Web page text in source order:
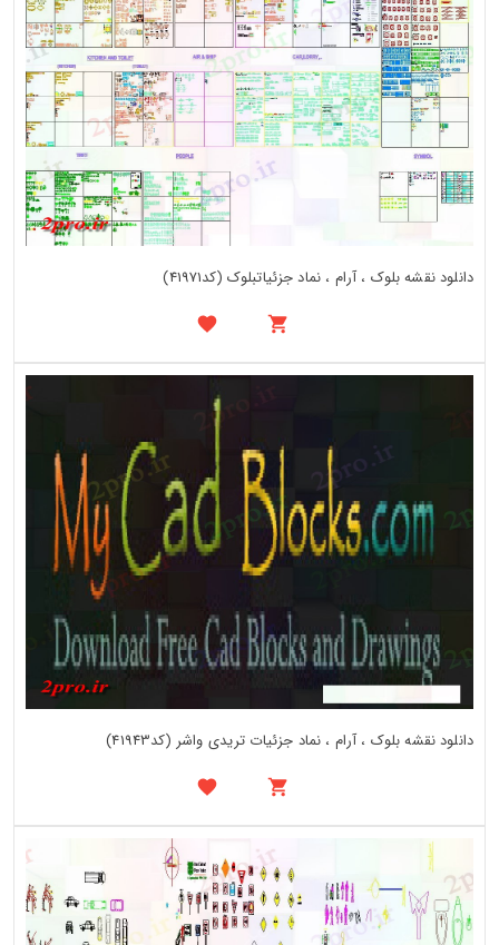
دانلود نقشه بلوک ، آرام ، نماد جزئیاتبلوک (کد41971)
دانلود نقشه بلوک ، آرام ، نماد جزئیات تریدی واشر (کد41943)